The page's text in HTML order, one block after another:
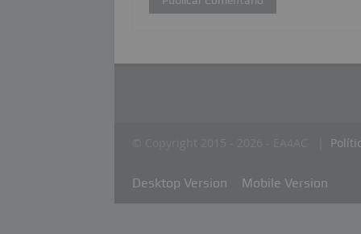
Desktop Version Mobile Version